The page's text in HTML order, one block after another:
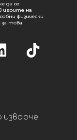
да се
игрите на
физически
за това.
изворче